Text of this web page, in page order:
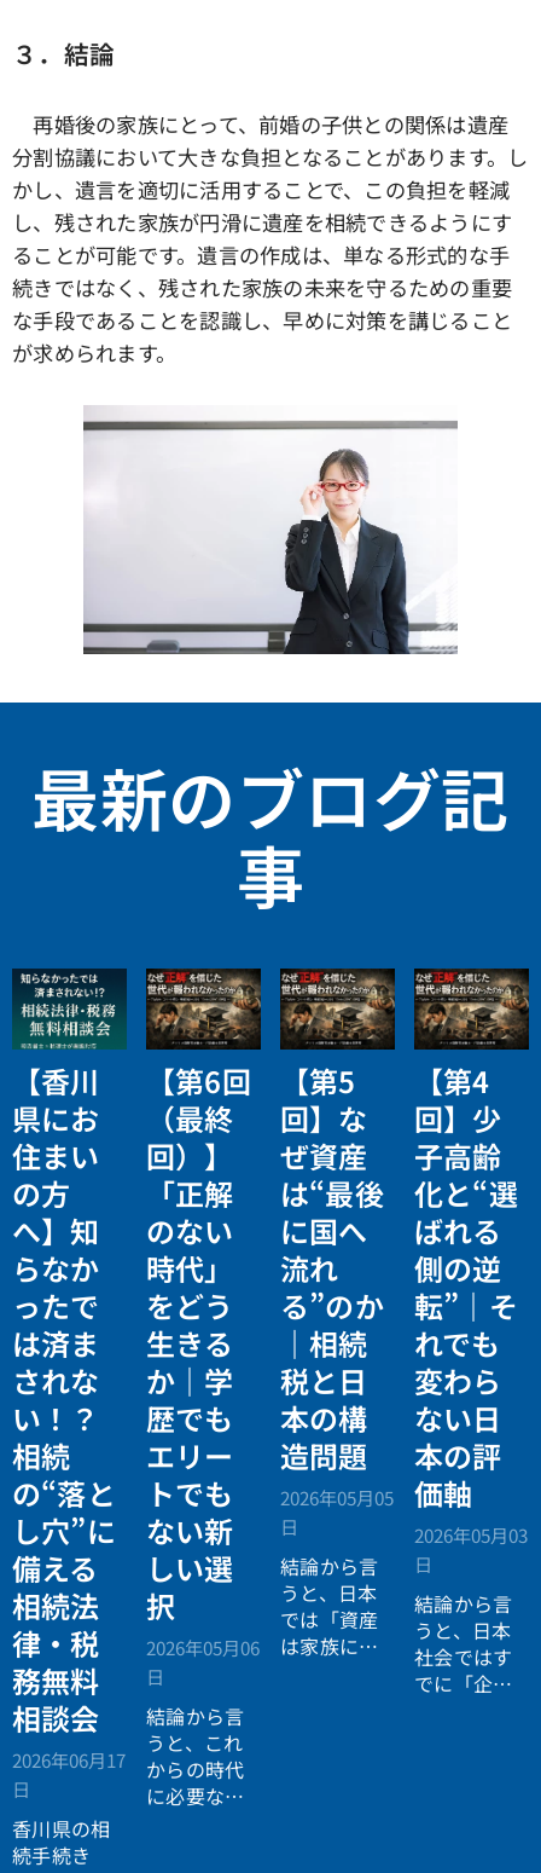
３．結論
再婚後の家族にとって、前婚の子供との関係は遺産
分割協議において大きな負担となることがあります。し
かし、遺言を適切に活用することで、この負担を軽減
し、残された家族が円滑に遺産を相続できるようにす
ることが可能です。遺言の作成は、単なる形式的な手
続きではなく、残された家族の未来を守るための重要
な手段であることを認識し、早めに対策を講じること
が求められます。
最新のブログ記
事
【香川
県にお
住まい
の方
へ】知
らなか
ったで
は済ま
されな
い！？
相続
の“落と
し穴”に
備える
相続法
律・税
務無料
相談会
2026年06月17
日
香川県の相
続手続き
【第6回
（最終
回）】
「正解
のない
時代」
をどう
生きる
か｜学
歴でも
エリー
トでも
ない新
しい選
択
2026年05月06
日
結論から言
うと、これ
からの時代
に必要なの
【第5
回】な
ぜ資産
は“最後
に国へ
流れ
る”のか
｜相続
税と日
本の構
造問題
2026年05月05
日
結論から言
うと、日本
では「資産
は家族に引
【第4
回】少
子高齢
化と“選
ばれる
側の逆
転”｜そ
れでも
変わら
ない日
本の評
価軸
2026年05月03
日
結論から言
うと、日本
社会ではす
でに「企業